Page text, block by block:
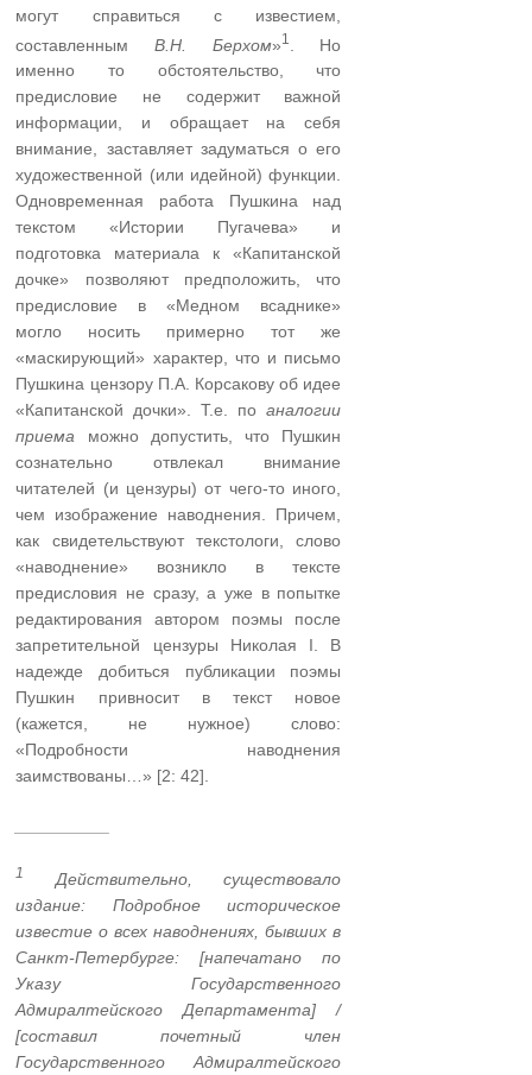
могут справиться с известием,
составленнымВ.Н. Берхом»1
. Но
именно то обстоятельство, что
предисловие не содержит важной
информации, и обращает на себя
внимание, заставляет задуматься о его
художественной (или идейной) функции.
Одновременная работа Пушкина над
текстом «Истории Пугачева» и
подготовка материала к «Капитанской
дочке» позволяют предположить, что
предисловие в «Медном всаднике»
могло носить примерно тот же
«маскирующий» характер, что и письмо
Пушкина цензору П.А. Корсакову об идее
«Капитанской дочки». Т.е. поаналогии
приема можно допустить, что Пушкин
сознательно отвлекал внимание
читателей (и цензуры) от чего-то иного,
чем изображение наводнения. Причем,
как свидетельствуют текстологи, слово
«наводнение» возникло в тексте
предисловия не сразу, а уже в попытке
редактирования автором поэмы после
запретительной цензуры Николая I. В
надежде добиться публикации поэмы
Пушкин привносит в текст новое
(кажется, не нужное) слово:
«Подробности наводнения
заимствованы…» [2: 42].
1
Действительно, существовало
издание: Подробное историческое
известие о всех наводнениях, бывших в
Санкт-Петербурге: [напечатано по
Указу Государственного
Адмиралтейского Департамента] /
[составил почетный член
Государственного Адмиралтейского